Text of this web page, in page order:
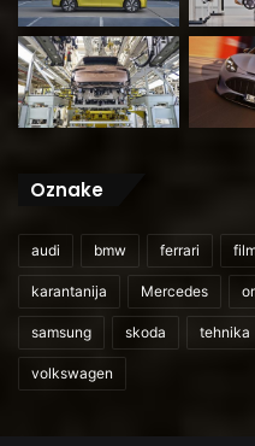
Oznake
audi bmw ferrari
karantanija Mercedes
samsung skoda tehnika
volkswagen